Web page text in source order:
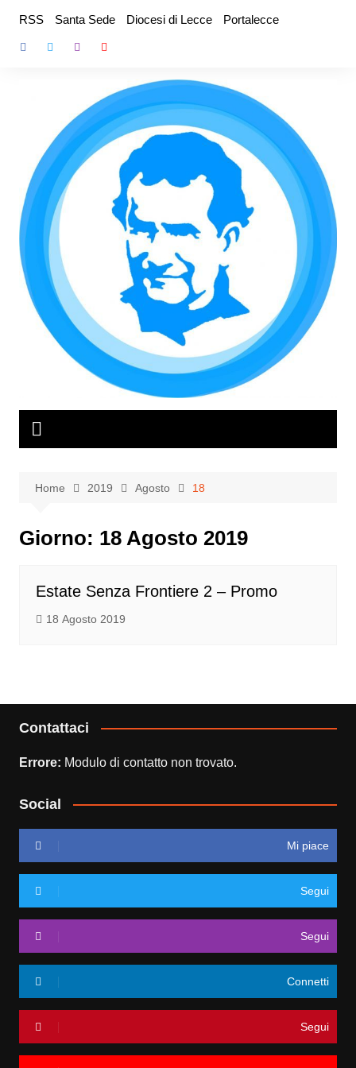
contenuto
RSS Santa Sede Diocesi di Lecce Portalecce
Home 2019 Agosto 18
Giorno: 18 Agosto 2019
Estate Senza Frontiere 2 – Promo
18 Agosto 2019
Contattaci
Errore: Modulo di contatto non trovato.
Social
Mi piace
Segui
Segui
Connetti
Segui